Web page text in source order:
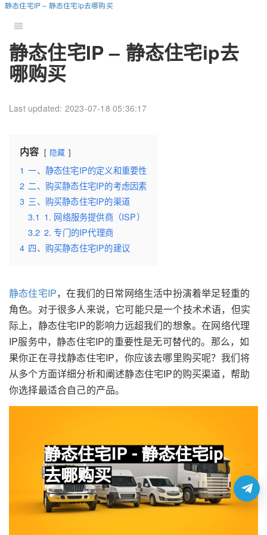
静态住宅IP – 静态住宅ip去哪购买
静态住宅IP – 静态住宅ip去
哪购买
Last updated: 2023-07-18 05:36:17
内容 隐藏
1 一、静态住宅IP的定义和重要性
2 二、购买静态住宅IP的考虑因素
3 三、购买静态住宅IP的渠道
3.1 1. 网络服务提供商（ISP）
3.2 2. 专门的IP代理商
4 四、购买静态住宅IP的建议
静态住宅IP，在我们的日常网络生活中扮演着举足轻重的
角色。对于很多人来说，它可能只是一个技术术语，但实
际上，静态住宅IP的影响力远超我们的想象。在网络代理
IP服务中，静态住宅IP的重要性是无可替代的。那么，如
果你正在寻找静态住宅IP，你应该去哪里购买呢？我们将
从多个方面详细分析和阐述静态住宅IP的购买渠道，帮助
你选择最适合自己的产品。